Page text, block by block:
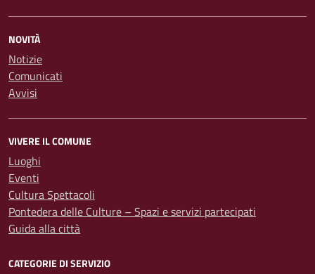
NOVITÀ
Notizie
Comunicati
Avvisi
VIVERE IL COMUNE
Luoghi
Eventi
Cultura Spettacoli
Pontedera delle Culture – Spazi e servizi partecipati
Guida alla città
CATEGORIE DI SERVIZIO